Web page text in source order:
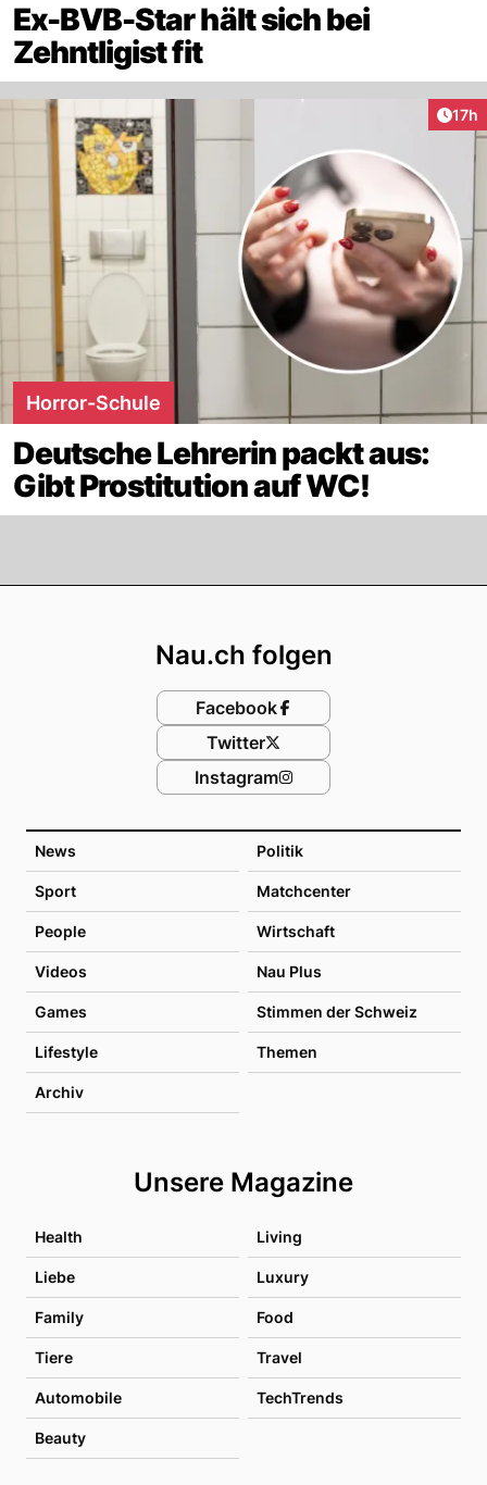
Ex-BVB-Star hält sich bei
Zehntligist fit
17h
Horror-Schule
Deutsche Lehrerin packt aus:
Gibt Prostitution auf WC!
News Politik
Sport Matchcenter
People Wirtschaft
Videos Nau Plus
Games Stimmen der Schweiz
Lifestyle Themen
Archiv
Unsere Magazine
Health Living
Liebe Luxury
Family Food
Tiere Travel
Automobile TechTrends
Beauty
Nau.ch folgen
Facebook
Twitter
Instagram